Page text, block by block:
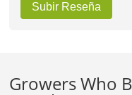
Subir Reseña
Growers Who